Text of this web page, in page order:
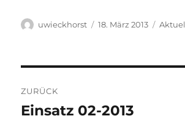
Autor
uwieckhorst
Veröffentlicht
18. März 2013
ZURÜCK
Vorheriger
Einsatz 02-2013